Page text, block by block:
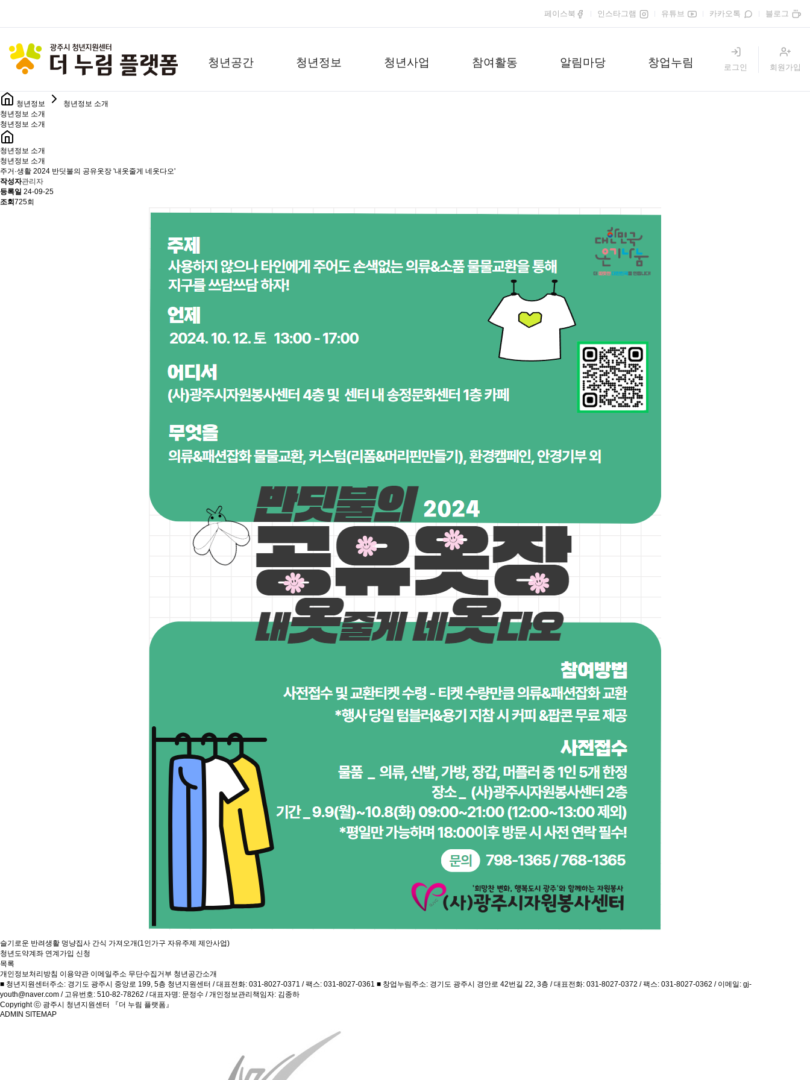
페이스북 인스타그램 유튜브 카카오톡 블로그
청년공간 청년정보 청년사업 참여활동 알림마당 창업누림 로그인 회원가입
청년정보
청년정보 소개
청년정보 소개
청년정보 소개
청년정보 소개
청년정보 소개
주거·생활 2024 반딧불의 공유옷장 '내옷줄게 네옷다오'
작성자관리자
등록일 24-09-25
조회725회
슬기로운 반려생활 멍냥집사 간식 가져오개(1인가구 자유주제 제안사업)
청년도약계좌 연계가입 신청
목록
개인정보처리방침 이용약관 이메일주소 무단수집거부 청년공간소개
■ 청년지원센터주소: 경기도 광주시 중앙로 199, 5층 청년지원센터 / 대표전화: 031-8027-0371 / 팩스: 031-8027-0361 ■ 창업누림주소: 경기도 광주시 경안로 42번길 22, 3층 / 대표전화: 031-8027-0372 / 팩스: 031-8027-0362 / 이메일: gj-
youth@naver.com / 고유번호: 510-82-78262 / 대표자명: 문정수 / 개인정보관리책임자: 김종하
Copyright ⓒ 광주시 청년지원센터 『더 누림 플랫폼』
ADMIN SITEMAP